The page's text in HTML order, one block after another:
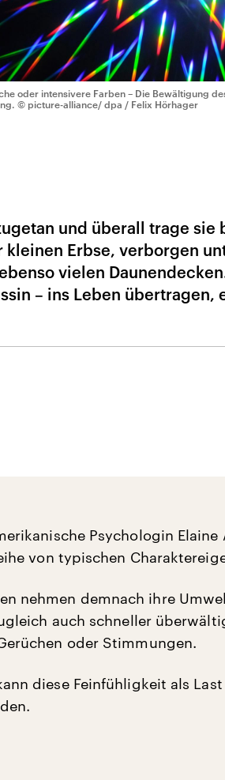
oder intensivere Farben – Die Bewältigung
© picture-alliance/ dpa / Felix Hörhager
und überall trage sie
Erbse, verborgen
vielen
– ins Leben übertragen,
Psychologin
von typischen
nehmen demnach ihre
auch schneller
oder Stimmungen.
diese Feinfühligkeit als